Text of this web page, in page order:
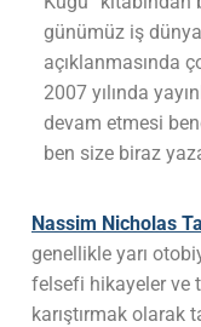
günümüz iş
açıklanmasında
2007 yılında
devam etmesi
ben size biraz
Nassim Nicholas
genellikle yarı
felsefi hikayeler ve
karıştırmak olarak